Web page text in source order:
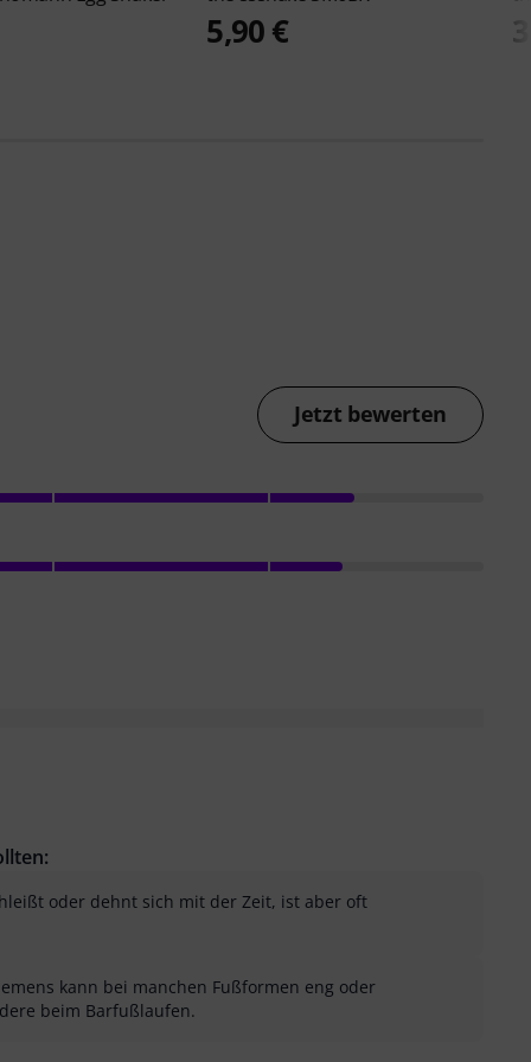
5,90 €
Jetzt bewerten
oder dehnt sich mit der Zeit, ist aber oft
kann bei manchen Fußformen eng oder
beim Barfußlaufen.